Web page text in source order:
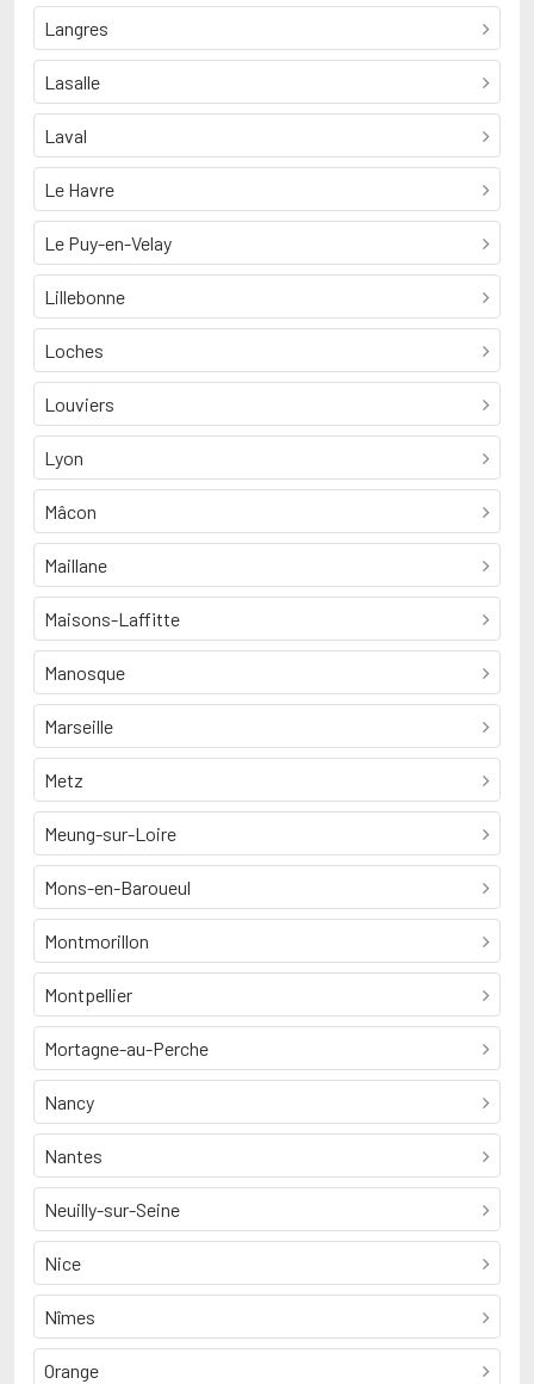
Langres
Lasalle
Laval
Le Havre
Le Puy-en-Velay
Lillebonne
Loches
Louviers
Lyon
Mâcon
Maillane
Maisons-Laffitte
Manosque
Marseille
Metz
Meung-sur-Loire
Mons-en-Baroueul
Montmorillon
Montpellier
Mortagne-au-Perche
Nancy
Nantes
Neuilly-sur-Seine
Nice
Nîmes
Orange